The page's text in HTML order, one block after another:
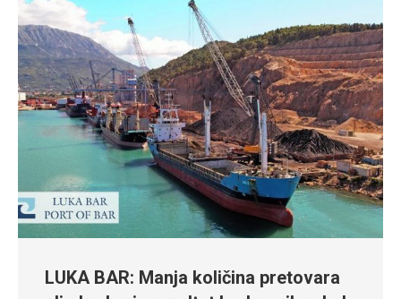
LUKA BAR: Manja količina pretovara